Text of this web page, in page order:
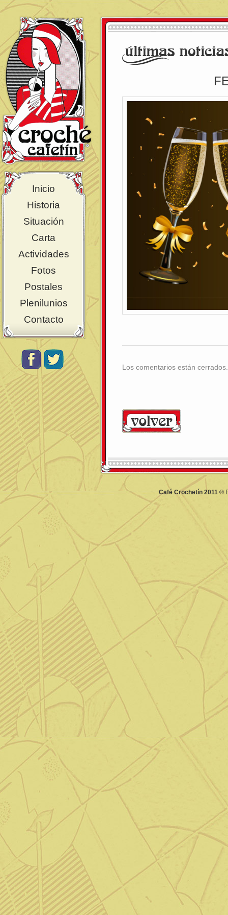
Inicio
Historia
Situación
Carta
Actividades
Fotos
Postales
Plenilunios
Contacto
Los comentarios están cerrados.
Café Crochetín 2011 ®